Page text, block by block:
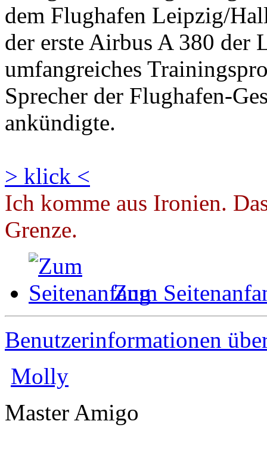
dem Flughafen Leipzig/
der erste Airbus A 380 der
umfangreiches
Sprecher der Flughafen-
ankündigte.
> klick <
Ich komme aus Ironien.
Grenze.
Zum
Benutzerinformationen
Molly
Master Amigo